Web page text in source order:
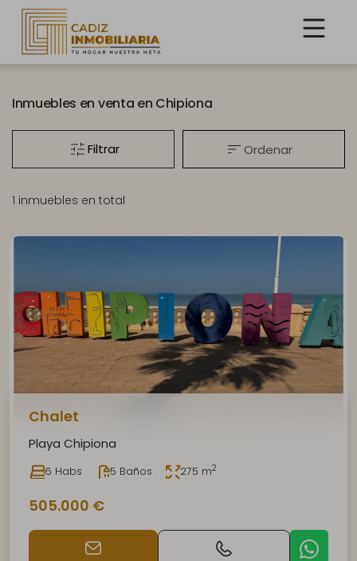
Inmuebles en venta en Chipiona
Filtrar Ordenar
1 inmuebles en total
Chalet
Playa Chipiona
6 Habs 5 Baños 275 m2
505.000 €